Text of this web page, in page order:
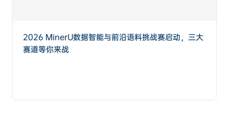
2026 MinerU数据智能与前沿语料挑战赛启动，三大
赛道等你来战